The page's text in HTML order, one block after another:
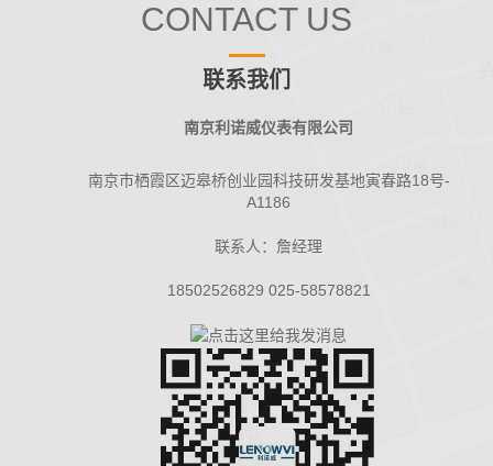
CONTACT US
联系我们
南京利诺威仪表有限公司
南京市栖霞区迈皋桥创业园科技研发基地寅春路18号-
A1186
联系人：詹经理
18502526829 025-58578821